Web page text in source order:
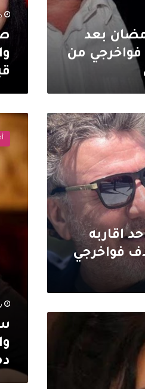
بعد
من
رمضان
اقاربه
فواخرجي
سلاف
فواخرجي
مغادرتها